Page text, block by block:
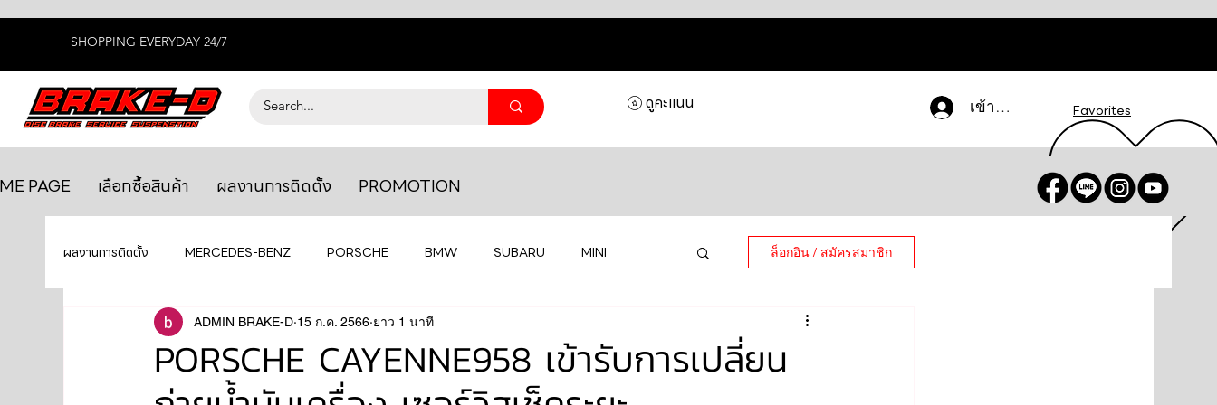
SHOPPING EVERYDAY 24/7
เข้าสู่ระบบ Favorites
ดูคะแนน
PAGE เลือกซื้อสินค้า ผลงานการติดตั้ง PROMOTION
ผลงานการติดตั้ง MERCEDES-BENZ PORSCHE BMW SUBARU MINI
BENTLEY LEXUS ยางรถยนต์ AUDI MASERATI
MAHLE MAZDA TOYOTA HONDA VOLKSWAGEN
ล็อกอิน / สมัครสมาชิก
PORSCHE CAYENNE958 เข้ารับการเปลี่ยน
ADMIN BRAKE-D 15 ก.ค. 2566 ยาว 1 นาที